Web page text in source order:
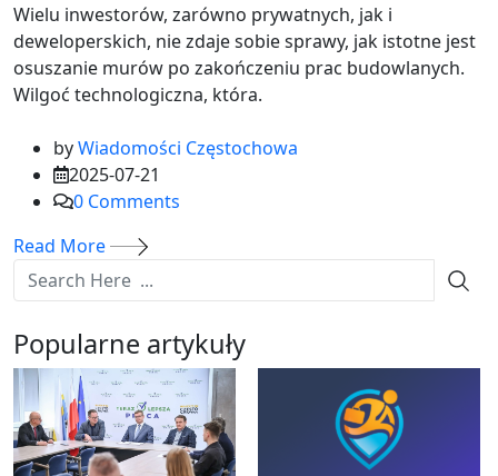
Wielu inwestorów, zarówno prywatnych, jak i
deweloperskich, nie zdaje sobie sprawy, jak istotne jest
osuszanie murów po zakończeniu prac budowlanych.
Wilgoć technologiczna, która.
byWiadomości Częstochowa
2025-07-21
0 Comments
Read More
Popularne artykuły